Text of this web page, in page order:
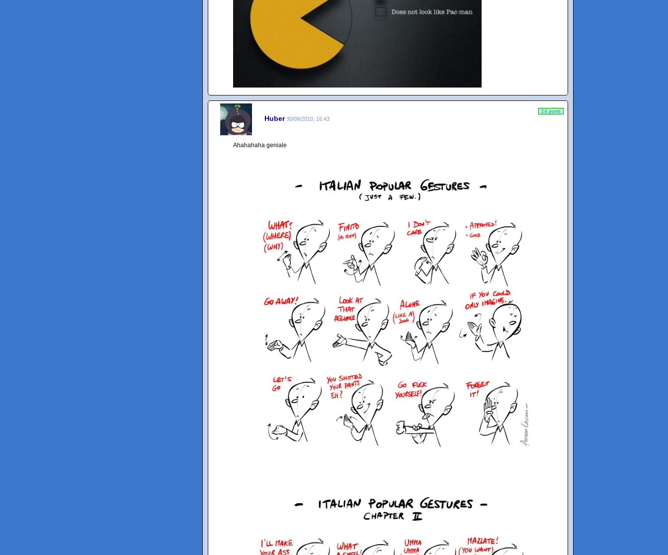
Huber 30/09/2010, 16:43
14 punti
Ahahahaha geniale